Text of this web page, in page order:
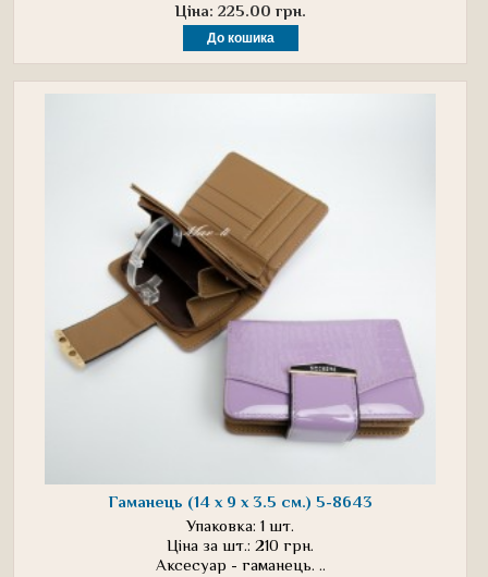
Ціна: 225.00 грн.
Гаманець (14 х 9 х 3.5 см.) 5-8643
Упаковка: 1 шт.
Ціна за шт.: 210 грн.
Аксесуар - гаманець. ..